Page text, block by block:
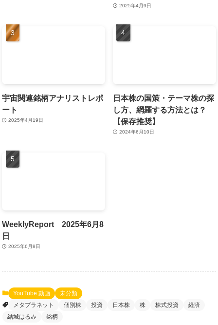
2025年4月9日
宇宙関連銘柄アナリストレポ
ート
2025年4月19日
日本株の国策・テーマ株の探
し方、網羅する方法とは？
【保存推奨】
2024年6月10日
WeeklyReport 2025年6月8
日
2025年6月8日
YouTube 動画
未分類
メタプラネット
個別株 投資 日本株 株 株式投資
経済
結城はるみ
銘柄